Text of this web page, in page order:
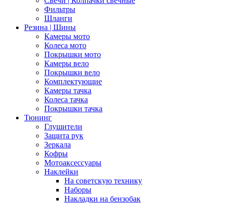
Фильтры
Шланги
Резина | Шины
Камеры мото
Колеса мото
Покрышки мото
Камеры вело
Покрышки вело
Комплектующие
Камеры тачка
Колеса тачка
Покрышки тачка
Тюнинг
Глушители
Защита рук
Зеркала
Кофры
Мотоаксессуары
Наклейки
На советскую технику
Наборы
Накладки на бензобак